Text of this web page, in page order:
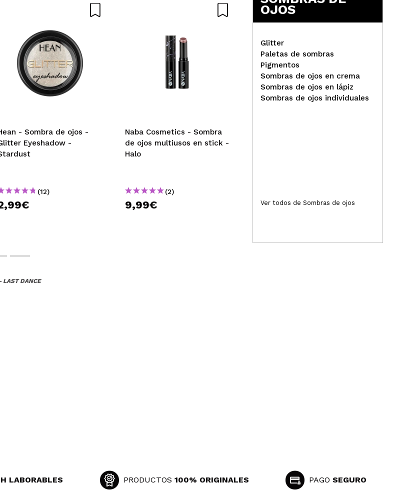
- Sombra de ojos -
Eyeshadow -
(12)
Naba Cosmetics - Sombra
de ojos multiusos en stick -
Halo
(2)
9,99€
Karla Cosmetics - Glitter -
Phoenix Feather
12,95€
OJOS
Glitter
Paletas de sombras
Pigmentos
Sombras de ojos en crema
Sombras de ojos en lápiz
Sombras de ojos individuales
Ver todos de Sombras de ojos
LAST DANCE
LABORABLES PRODUCTOS 100% ORIGINALES PAGO SEGURO